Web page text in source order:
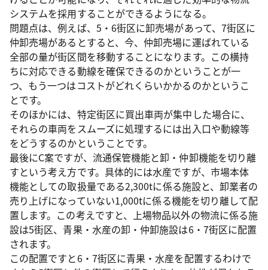
システムを採用することができるようになる。
問題点は、例えば、5・6街区に卸売場があって、7街区に
仲卸売場があるとすると、今、仲卸売場に運ばれている
全部の量が街区間を移動することになります。この横持
ちに対応できる動線を確保できるのかということが一
つ、もう一つはコストがどれくらいかかるのかというこ
とです。
そのほかには、特定街区に買出車両が集中した場合に、
それらの車両をスムーズに処理するには出入口や動線等
をどうするのかということです。
最後にC案ですが、流通保管機能と卸・仲卸機能を切り離
すという考え方です。具体的には水産ですが、市場本体
機能としての取扱量である2,300tに係る施設と、卸業者の
売り上げになっていない1,000tに係る機能を切り離して配
置します。この考えですと、上場物品以外の物流に係る施
設は5街区、青果・水産の卸・仲卸施設は6・7街区に配置
されます。
この配置ですと6・7街区に青果・水産を配置するわけで